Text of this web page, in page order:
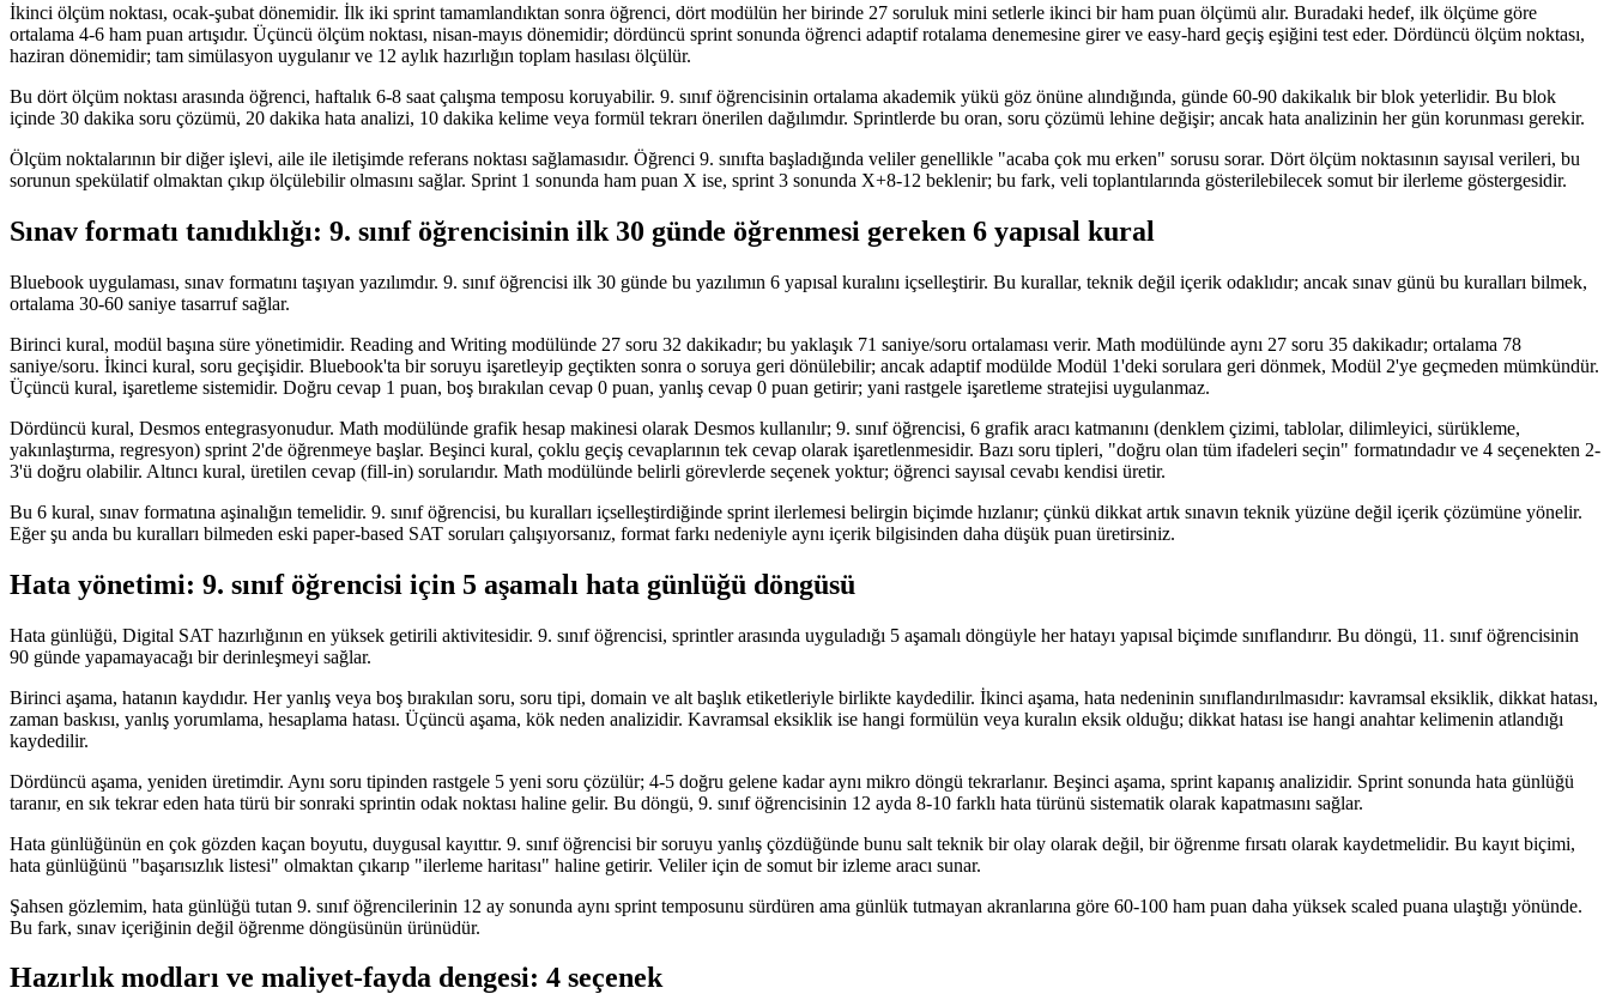
İkinci ölçüm noktası, ocak-şubat dönemidir. İlk iki sprint tamamlandıktan sonra öğrenci, dört modülün her birinde 27 soruluk mini setlerle ikinci bir ham puan ölçümü alır. Buradaki hedef, ilk ölçüme göre
ortalama 4-6 ham puan artışıdır. Üçüncü ölçüm noktası, nisan-mayıs dönemidir; dördüncü sprint sonunda öğrenci adaptif rotalama denemesine girer ve easy-hard geçiş eşiğini test eder. Dördüncü ölçüm noktası,
haziran dönemidir; tam simülasyon uygulanır ve 12 aylık hazırlığın toplam hasılası ölçülür.
Bu dört ölçüm noktası arasında öğrenci, haftalık 6-8 saat çalışma temposu koruyabilir. 9. sınıf öğrencisinin ortalama akademik yükü göz önüne alındığında, günde 60-90 dakikalık bir blok yeterlidir. Bu blok
içinde 30 dakika soru çözümü, 20 dakika hata analizi, 10 dakika kelime veya formül tekrarı önerilen dağılımdır. Sprintlerde bu oran, soru çözümü lehine değişir; ancak hata analizinin her gün korunması gerekir.
Ölçüm noktalarının bir diğer işlevi, aile ile iletişimde referans noktası sağlamasıdır. Öğrenci 9. sınıfta başladığında veliler genellikle "acaba çok mu erken" sorusu sorar. Dört ölçüm noktasının sayısal verileri, bu
sorunun spekülatif olmaktan çıkıp ölçülebilir olmasını sağlar. Sprint 1 sonunda ham puan X ise, sprint 3 sonunda X+8-12 beklenir; bu fark, veli toplantılarında gösterilebilecek somut bir ilerleme göstergesidir.
Sınav formatı tanıdıklığı: 9. sınıf öğrencisinin ilk 30 günde öğrenmesi gereken 6 yapısal kural
Bluebook uygulaması, sınav formatını taşıyan yazılımdır. 9. sınıf öğrencisi ilk 30 günde bu yazılımın 6 yapısal kuralını içselleştirir. Bu kurallar, teknik değil içerik odaklıdır; ancak sınav günü bu kuralları bilmek,
ortalama 30-60 saniye tasarruf sağlar.
Birinci kural, modül başına süre yönetimidir. Reading and Writing modülünde 27 soru 32 dakikadır; bu yaklaşık 71 saniye/soru ortalaması verir. Math modülünde aynı 27 soru 35 dakikadır; ortalama 78
saniye/soru. İkinci kural, soru geçişidir. Bluebook'ta bir soruyu işaretleyip geçtikten sonra o soruya geri dönülebilir; ancak adaptif modülde Modül 1'deki sorulara geri dönmek, Modül 2'ye geçmeden mümkündür.
Üçüncü kural, işaretleme sistemidir. Doğru cevap 1 puan, boş bırakılan cevap 0 puan, yanlış cevap 0 puan getirir; yani rastgele işaretleme stratejisi uygulanmaz.
Dördüncü kural, Desmos entegrasyonudur. Math modülünde grafik hesap makinesi olarak Desmos kullanılır; 9. sınıf öğrencisi, 6 grafik aracı katmanını (denklem çizimi, tablolar, dilimleyici, sürükleme,
yakınlaştırma, regresyon) sprint 2'de öğrenmeye başlar. Beşinci kural, çoklu geçiş cevaplarının tek cevap olarak işaretlenmesidir. Bazı soru tipleri, "doğru olan tüm ifadeleri seçin" formatındadır ve 4 seçenekten 2-
3'ü doğru olabilir. Altıncı kural, üretilen cevap (fill-in) sorularıdır. Math modülünde belirli görevlerde seçenek yoktur; öğrenci sayısal cevabı kendisi üretir.
Bu 6 kural, sınav formatına aşinalığın temelidir. 9. sınıf öğrencisi, bu kuralları içselleştirdiğinde sprint ilerlemesi belirgin biçimde hızlanır; çünkü dikkat artık sınavın teknik yüzüne değil içerik çözümüne yönelir.
Eğer şu anda bu kuralları bilmeden eski paper-based SAT soruları çalışıyorsanız, format farkı nedeniyle aynı içerik bilgisinden daha düşük puan üretirsiniz.
Hata yönetimi: 9. sınıf öğrencisi için 5 aşamalı hata günlüğü döngüsü
Hata günlüğü, Digital SAT hazırlığının en yüksek getirili aktivitesidir. 9. sınıf öğrencisi, sprintler arasında uyguladığı 5 aşamalı döngüyle her hatayı yapısal biçimde sınıflandırır. Bu döngü, 11. sınıf öğrencisinin
90 günde yapamayacağı bir derinleşmeyi sağlar.
Birinci aşama, hatanın kaydıdır. Her yanlış veya boş bırakılan soru, soru tipi, domain ve alt başlık etiketleriyle birlikte kaydedilir. İkinci aşama, hata nedeninin sınıflandırılmasıdır: kavramsal eksiklik, dikkat hatası,
zaman baskısı, yanlış yorumlama, hesaplama hatası. Üçüncü aşama, kök neden analizidir. Kavramsal eksiklik ise hangi formülün veya kuralın eksik olduğu; dikkat hatası ise hangi anahtar kelimenin atlandığı
kaydedilir.
Dördüncü aşama, yeniden üretimdir. Aynı soru tipinden rastgele 5 yeni soru çözülür; 4-5 doğru gelene kadar aynı mikro döngü tekrarlanır. Beşinci aşama, sprint kapanış analizidir. Sprint sonunda hata günlüğü
taranır, en sık tekrar eden hata türü bir sonraki sprintin odak noktası haline gelir. Bu döngü, 9. sınıf öğrencisinin 12 ayda 8-10 farklı hata türünü sistematik olarak kapatmasını sağlar.
Hata günlüğünün en çok gözden kaçan boyutu, duygusal kayıttır. 9. sınıf öğrencisi bir soruyu yanlış çözdüğünde bunu salt teknik bir olay olarak değil, bir öğrenme fırsatı olarak kaydetmelidir. Bu kayıt biçimi,
hata günlüğünü "başarısızlık listesi" olmaktan çıkarıp "ilerleme haritası" haline getirir. Veliler için de somut bir izleme aracı sunar.
Şahsen gözlemim, hata günlüğü tutan 9. sınıf öğrencilerinin 12 ay sonunda aynı sprint temposunu sürdüren ama günlük tutmayan akranlarına göre 60-100 ham puan daha yüksek scaled puana ulaştığı yönünde.
Bu fark, sınav içeriğinin değil öğrenme döngüsünün ürünüdür.
Hazırlık modları ve maliyet-fayda dengesi: 4 seçenek